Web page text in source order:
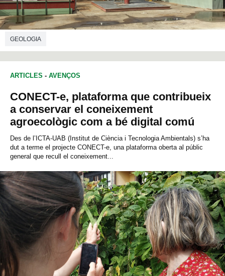
GEOLOGIA
ARTICLES - AVENÇOS
CONECT-e, plataforma que contribueix
a conservar el coneixement
agroecològic com a bé digital comú
Des de l’ICTA-UAB (Institut de Ciència i Tecnologia Ambientals) s’ha
dut a terme el projecte CONECT-e, una plataforma oberta al públic
general que recull el coneixement...